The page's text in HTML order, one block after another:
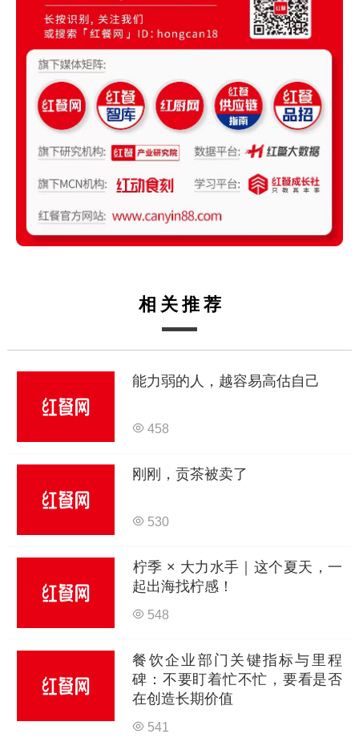
相关推荐
能力弱的人，越容易高估自己
458
刚刚，贡茶被卖了
530
柠季 × 大力水手｜这个夏天，一
起出海找柠感！
548
餐饮企业部门关键指标与里程
碑：不要盯着忙不忙，要看是否
在创造长期价值
541